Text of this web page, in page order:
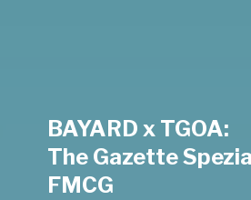
BAYARD x TGOA:
The Gazette
FMCG